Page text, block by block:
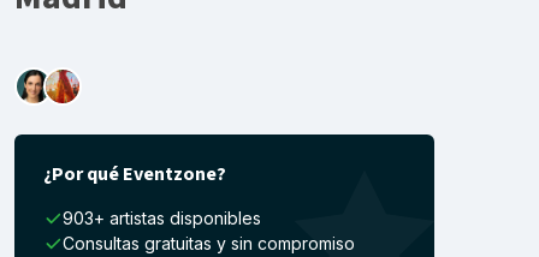
¿Por qué Eventzone?
903+ artistas disponibles
Consultas gratuitas y sin compromiso